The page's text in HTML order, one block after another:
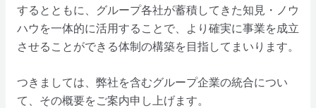
するとともに、グループ各社が蓄積してきた知見・ノウ
ハウを一体的に活用することで、より確実に事業を成立
させることができる体制の構築を目指してまいります。
つきましては、弊社を含むグループ企業の統合につい
て、その概要をご案内申し上げます。